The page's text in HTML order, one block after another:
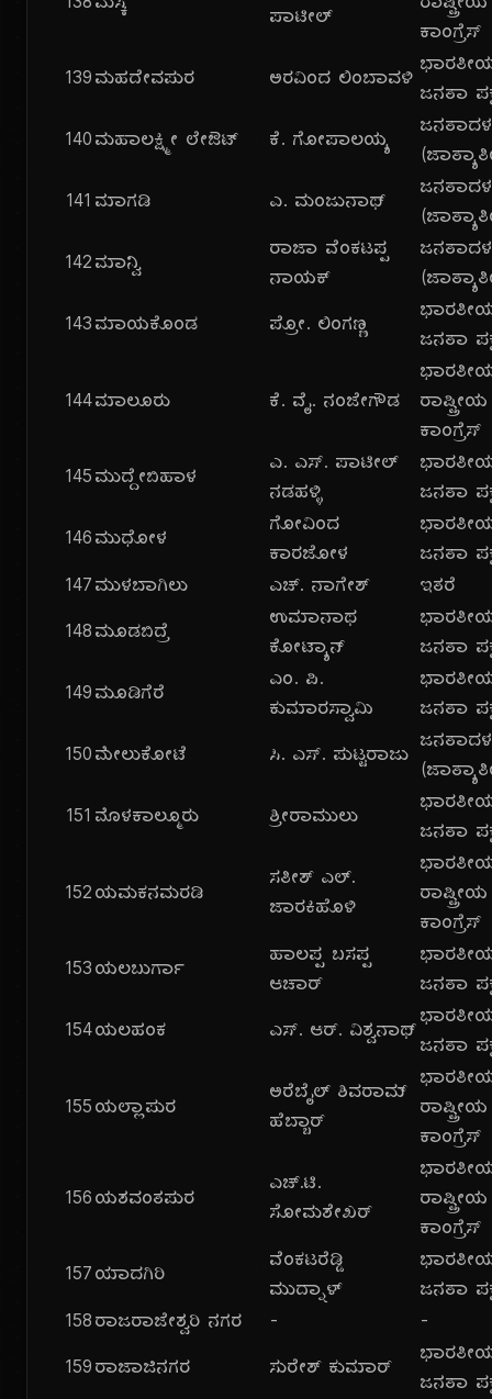
138ಮಸ್ಕಿ
ಪಾಟೀಲ್
ರಾಷ್ಟ್ರೀಯ
ಕಾಂಗ್ರೆಸ್
139ಮಹದೇವಪುರ ಅರವಿಂದ ಲಿಂಬಾವಳಿ
ಜನತಾ
140ಮಹಾಲಕ್ಷ್ಮೀ ಲೇಔಟ್ ಕೆ. ಗೋಪಾಲಯ್ಯ
ಜನತಾದಳ
141 ಮಾಗಡಿ ಎ. ಮಂಜುನಾಥ್
ಜನತಾದಳ
142ಮಾನ್ವಿ
ರಾಜಾ ವೆಂಕಟಪ್ಪ
ನಾಯಕ್
ಜನತಾದಳ
143ಮಾಯಕೊಂಡ ಪ್ರೋ. ಲಿಂಗಣ್ಣ
ಜನತಾ
144ಮಾಲೂರು ಕೆ. ವೈ. ನಂಜೇಗೌಡ
ರಾಷ್ಟ್ರೀಯ
ಕಾಂಗ್ರೆಸ್
145ಮುದ್ದೇಬಿಹಾಳ
ಎ. ಎಸ್. ಪಾಟೀಲ್
ನಡಹಳ್ಳಿ
ಜನತಾ
146ಮುಧೋಳ
ಗೋವಿಂದ
ಕಾರಜೋಳ
ಜನತಾ
147ಮುಳಬಾಗಿಲು ಎಚ್. ನಾಗೇಶ್
ಇತರೆ
148ಮೂಡಬಿದ್ರೆ
ಉಮಾನಾಥ
ಕೋಟ್ಯಾನ್
ಜನತಾ
149ಮೂಡಿಗೆರೆ
ಎಂ. ಪಿ.
ಕುಮಾರಸ್ವಾಮಿ
ಜನತಾ
150ಮೇಲುಕೋಟೆ ಸಿ. ಎಸ್. ಪುಟ್ಟರಾಜು
ಜನತಾದಳ
151 ಮೊಳಕಾಲ್ಮೂರು ಶ್ರೀರಾಮುಲು
ಜನತಾ
152ಯಮಕನಮರಡಿ
ಸತೀಶ್ ಎಲ್.
ಜಾರಕಿಹೊಳಿ
ರಾಷ್ಟ್ರೀಯ
ಕಾಂಗ್ರೆಸ್
153ಯಲಬುರ್ಗಾ
ಹಾಲಪ್ಪ ಬಸಪ್ಪ
ಆಚಾರ್
ಜನತಾ
154ಯಲಹಂಕ ಎಸ್. ಆರ್. ವಿಶ್ವನಾಥ್
ಜನತಾ
155ಯಲ್ಲಾಪುರ
ಅರೆಬೈಲ್ ಶಿವರಾಮ್
ಹೆಬ್ಬಾರ್
ರಾಷ್ಟ್ರೀಯ
ಕಾಂಗ್ರೆಸ್
156ಯಶವಂತಪುರ
ಎಚ್.ಟಿ.
ಸೋಮಶೇಖರ್
ರಾಷ್ಟ್ರೀಯ
ಕಾಂಗ್ರೆಸ್
157ಯಾದಗಿರಿ
ವೆಂಕಟರೆಡ್ಡಿ
ಮುದ್ನಾಳ್
ಜನತಾ
158ರಾಜರಾಜೇಶ್ವರಿ ನಗರ -
-
159ರಾಜಾಜಿನಗರ ಸುರೇಶ್ ಕುಮಾರ್
ಜನತಾ